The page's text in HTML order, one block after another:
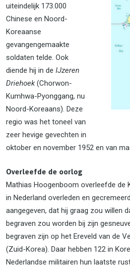
uiteindelijk 173.000
Chinese en Noord-
Koreaanse
gevangengemaakte
soldaten telde. Ook
diende hij in de IJzeren
Driehoek(Chorwon-
Kumhwa-Pyonggang, nu
Noord-Koreaans). Deze
regio was het toneel van
zeer hevige gevechten in
oktober en november 1952 en van
Overleefde de oorlog
Mathias Hoogenboom overleefde de
in Nederland overleden en
aangegeven, dat hij graag zou willen
begraven zou worden bij zijn
begraven zijn op het Ereveld van de
(Zuid-Korea). Daar hebben 122 in
Nederlandse militairen hun laatste